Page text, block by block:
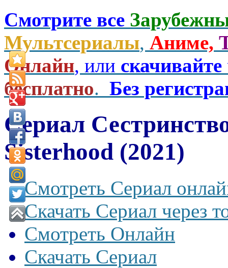
Смотрите все
Мультсериалы, Аниме,
Онлайн, или скачивайте
бесплатно. Без
Сериал
Sisterhood (2021)
Смотреть Сериал
Скачать Сериал через
Смотреть Онлайн
Скачать Сериал